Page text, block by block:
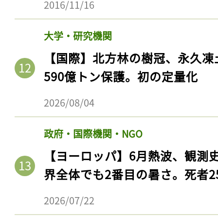
2016/11/16
大学・研究機関
【国際】北方林の樹冠、永久
590億トン保護。初の定量化
2026/08/04
政府・国際機関・NGO
【ヨーロッパ】6月熱波、観
界全体でも2番目の暑さ。死者
2026/07/22
ログイン
会員登録